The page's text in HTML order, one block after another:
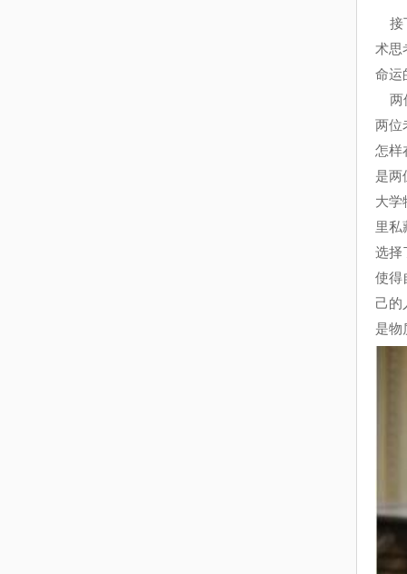
接
术思
命运
两
两位
怎样
是两
大学
里私
选择
使得
己的
是物